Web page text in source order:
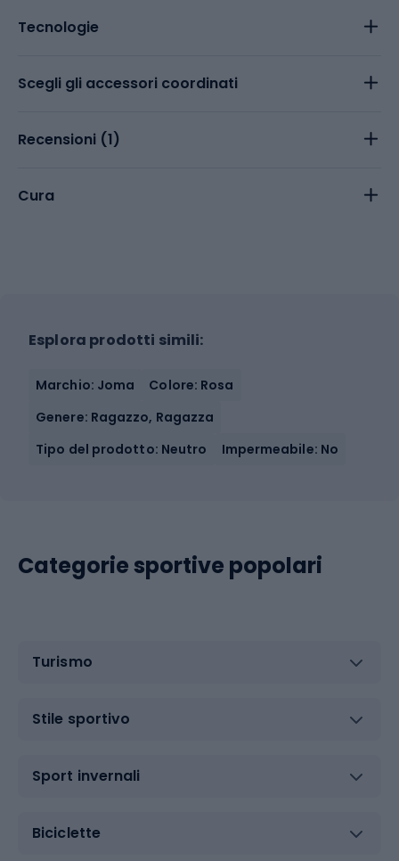
Tecnologie
Scegli gli accessori coordinati
Recensioni (1)
Cura
Esplora prodotti simili:
Marchio: Joma
Colore: Rosa
Genere: Ragazzo, Ragazza
Tipo del prodotto: Neutro
Impermeabile: No
Categorie sportive popolari
Turismo
Stile sportivo
Sport invernali
Biciclette